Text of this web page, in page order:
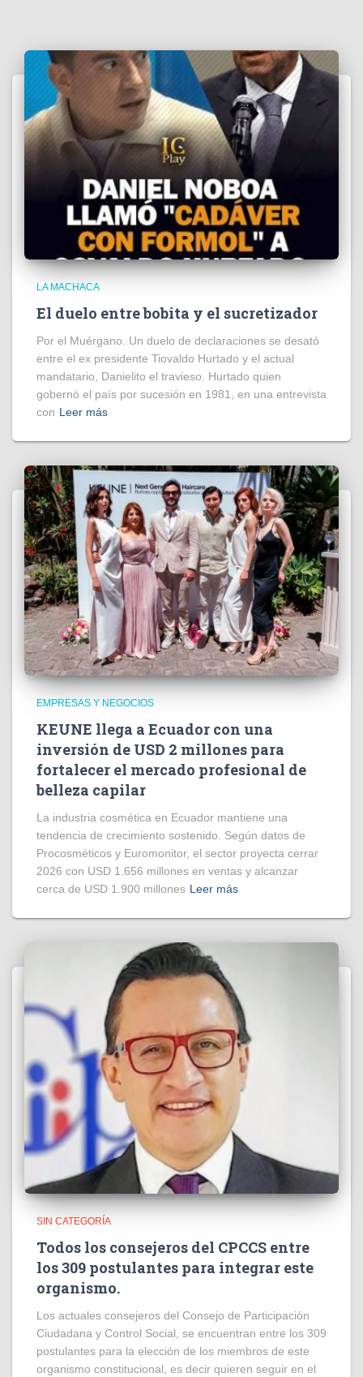
LA MACHACA
El duelo entre bobita y el sucretizador
Por el Muérgano. Un duelo de declaraciones se desató
entre el ex presidente Tiovaldo Hurtado y el actual
mandatario, Danielito el travieso. Hurtado quien
gobernó el país por sucesión en 1981, en una entrevista
con Leer más
EMPRESAS Y NEGOCIOS
KEUNE llega a Ecuador con una
inversión de USD 2 millones para
fortalecer el mercado profesional de
belleza capilar
La industria cosmética en Ecuador mantiene una
tendencia de crecimiento sostenido. Según datos de
Procosméticos y Euromonitor, el sector proyecta cerrar
2026 con USD 1.656 millones en ventas y alcanzar
cerca de USD 1.900 millones Leer más
SIN CATEGORÍA
Todos los consejeros del CPCCS entre
los 309 postulantes para integrar este
organismo.
Los actuales consejeros del Consejo de Participación
Ciudadana y Control Social, se encuentran entre los 309
postulantes para la elección de los miembros de este
organismo constitucional, es decir quieren seguir en el